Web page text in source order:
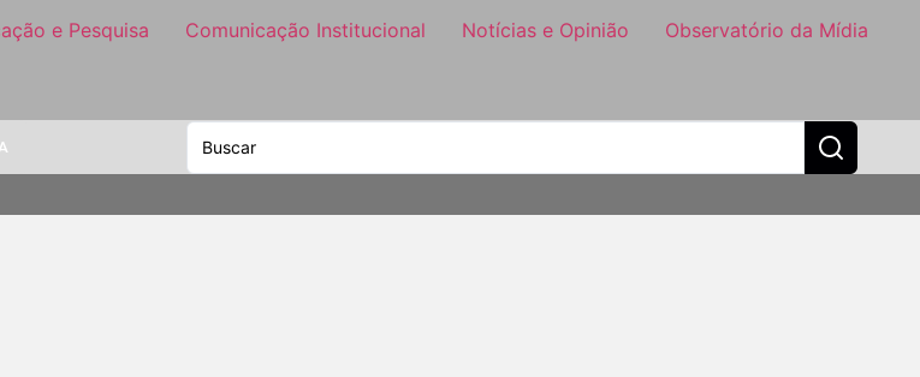
e Pesquisa Comunicação Institucional Notícias e Opinião Observatório da Mídia